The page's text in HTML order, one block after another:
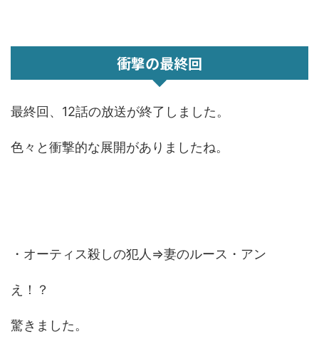
衝撃の最終回
最終回、12話の放送が終了しました。
色々と衝撃的な展開がありましたね。
・オーティス殺しの犯人⇒妻のルース・アン
え！？
驚きました。